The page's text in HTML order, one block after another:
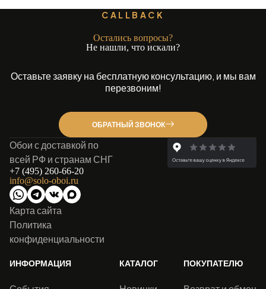
CALLBACK
Остались вопросы?
Не нашли, что искали?
Оставьте заявку на бесплатную консультацию, и мы вам
перезвоним!
ОБРАТНЫЙ ЗВОНОК
Обои с доставкой по
всей РФ и странам СНГ
+7 (495) 260-66-20
info@solo-oboi.ru
Карта сайта
Политика
конфиденциальности
ИНФОРМАЦИЯ КАТАЛОГ ПОКУПАТЕЛЮ